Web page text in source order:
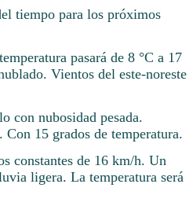
tiempo para los próximos
pasará de 8 °C a 17
Vientos del este-noreste
con nubosidad pesada.
15 grados de temperatura.
constantes de 16 km/h. Un
ligera. La temperatura será